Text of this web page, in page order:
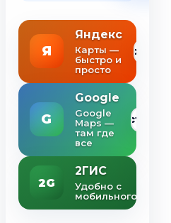
Яндекс
Карты —
быстро и
просто
Оставить
Google
Google
Maps —
там где
все
Оставить
2ГИС
Удобно с
мобильного